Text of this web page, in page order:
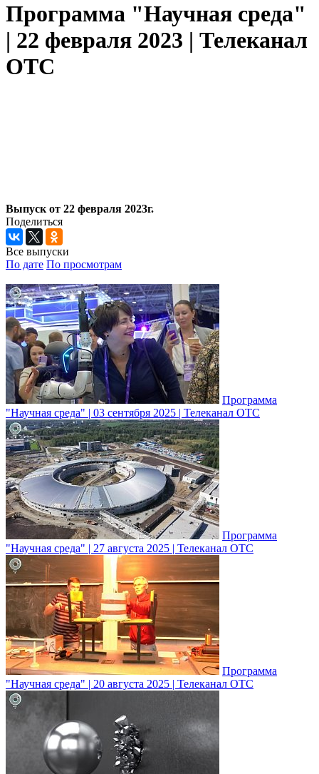
Программа "Научная среда"
| 22 февраля 2023 | Телеканал
ОТС
Выпуск от 22 февраля 2023г.
Поделиться
Все выпуски
По дате По просмотрам
Программа
"Научная среда" | 03 сентября 2025 | Телеканал ОТС
Программа
"Научная среда" | 27 августа 2025 | Телеканал ОТС
Программа
"Научная среда" | 20 августа 2025 | Телеканал ОТС